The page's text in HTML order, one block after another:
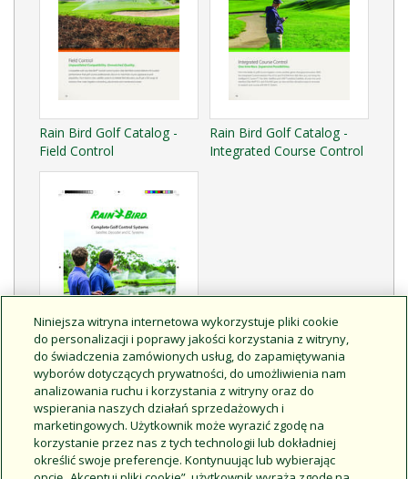
Rain Bird Golf Catalog -
Field Control
Rain Bird Golf Catalog -
Integrated Course Control
Rain Bird Golf Control
Systems - English
Niniejsza witryna internetowa wykorzystuje pliki cookie
do personalizacji i poprawy jakości korzystania z witryny,
do świadczenia zamówionych usług, do zapamiętywania
wyborów dotyczących prywatności, do umożliwienia nam
analizowania ruchu i korzystania z witryny oraz do
wspierania naszych działań sprzedażowych i
marketingowych. Użytkownik może wyrazić zgodę na
korzystanie przez nas z tych technologii lub dokładniej
określić swoje preferencje. Kontynuując lub wybierając